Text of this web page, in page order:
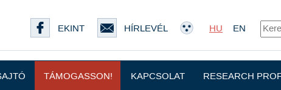
EKINT HÍRLEVÉL HU EN
TÁMOGASSON! KAPCSOLAT RESEARCH